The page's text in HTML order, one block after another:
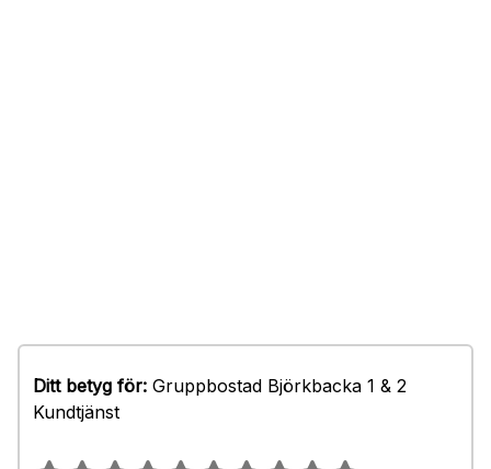
Ditt betyg för: Gruppbostad Björkbacka 1 & 2
Kundtjänst